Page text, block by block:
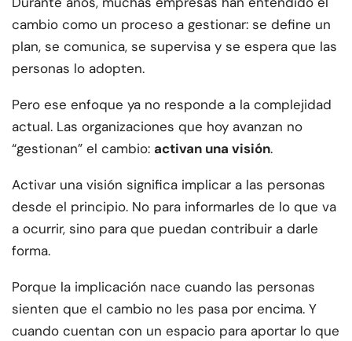
cambio como un proceso a gestionar: se define un
plan, se comunica, se supervisa y se espera que las
personas lo adopten.
Pero ese enfoque ya no responde a la complejidad
actual. Las organizaciones que hoy avanzan no
“gestionan” el cambio: activan una visión.
Activar una visión significa implicar a las personas
desde el principio. No para informarles de lo que va
a ocurrir, sino para que puedan contribuir a darle
forma.
Porque la implicación nace cuando las personas
sienten que el cambio no les pasa por encima. Y
cuando cuentan con un espacio para aportar lo que